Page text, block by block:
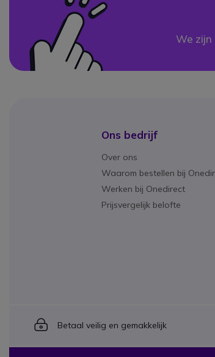
We zijn
Ons bedrijf
Over ons
Waarom bestellen bij
Werken bij Onedirect
Prijsvergelijk belofte
Icon
Betaal veilig en gemakkelijk